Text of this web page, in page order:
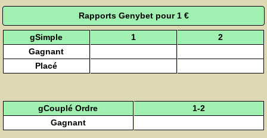
Rapports Genybet pour 1 €
gSimple 1
2
Gagnant
Placé
gCouplé Ordre
1-2
Gagnant